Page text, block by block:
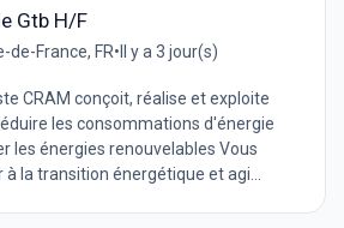
Gtb H/F
de-France, FR•Il y a 3 jour(s)
CRAM conçoit, réalise et exploite
les consommations d'énergie
les énergies renouvelables Vous
la transition énergétique et agi...